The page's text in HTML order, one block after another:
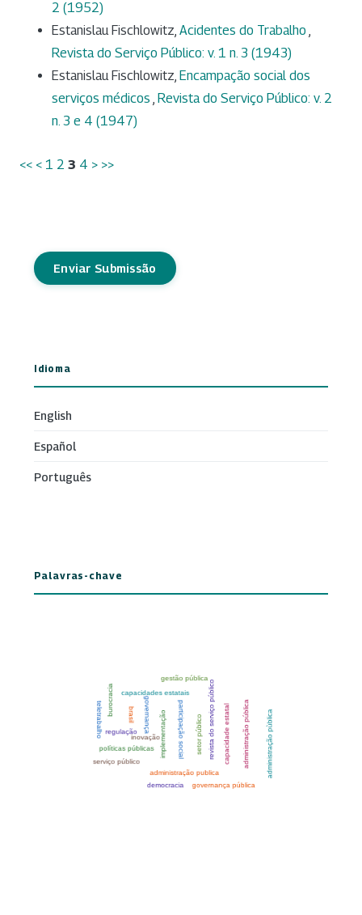
2 (1952)
Estanislau Fischlowitz, Acidentes do Trabalho ,
Revista do Serviço Público: v. 1 n. 3 (1943)
Estanislau Fischlowitz, Encampação social dos
serviços médicos , Revista do Serviço Público: v. 2
n. 3 e 4 (1947)
<< < 1 2 3 4 > >>
Enviar Submissão
Idioma
English
Español
Português
Palavras-chave